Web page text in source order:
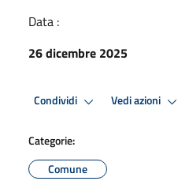
Data :
26 dicembre 2025
Condividi Vedi azioni
Categorie:
Comune